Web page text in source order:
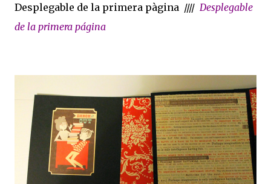
Desplegable de la primera pàgina //// Desplegable
de la primera página